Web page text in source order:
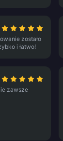
zostało
i łatwo!
zawsze